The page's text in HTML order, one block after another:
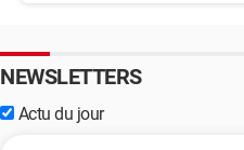
NEWSLETTERS
Actu du jour